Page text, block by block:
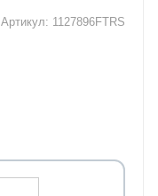
Артикул: 1127896FTRS